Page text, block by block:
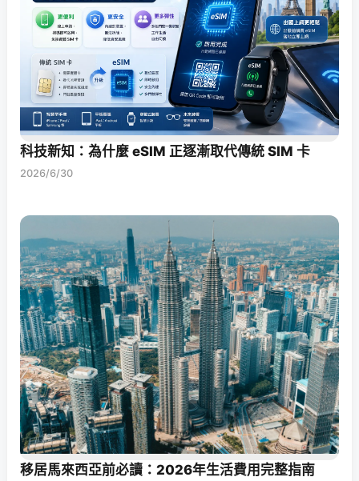
科技新知：為什麼 eSIM 正逐漸取代傳統 SIM 卡
2026/6/30
移居馬來西亞前必讀：2026年生活費用完整指南